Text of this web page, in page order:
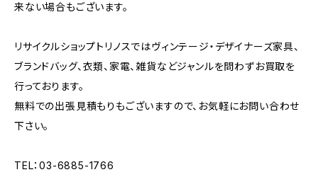
来ない場合もございます。
リサイクルショップトリノスではヴィンテージ・デザイナーズ家具、
ブランドバッグ、衣類、家電、雑貨などジャンルを問わずお買取を
行っております。
無料での出張見積もりもございますので、お気軽にお問い合わせ
下さい。
TEL：03-6885-1766